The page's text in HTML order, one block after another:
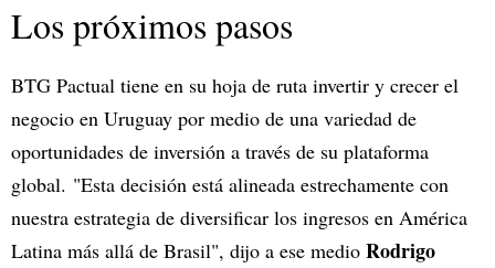
Los próximos pasos
BTG Pactual tiene en su hoja de ruta invertir y crecer el
negocio en Uruguay por medio de una variedad de
oportunidades de inversión a través de su plataforma
global. "Esta decisión está alineada estrechamente con
nuestra estrategia de diversificar los ingresos en América
Latina más allá de Brasil", dijo a ese medio Rodrigo